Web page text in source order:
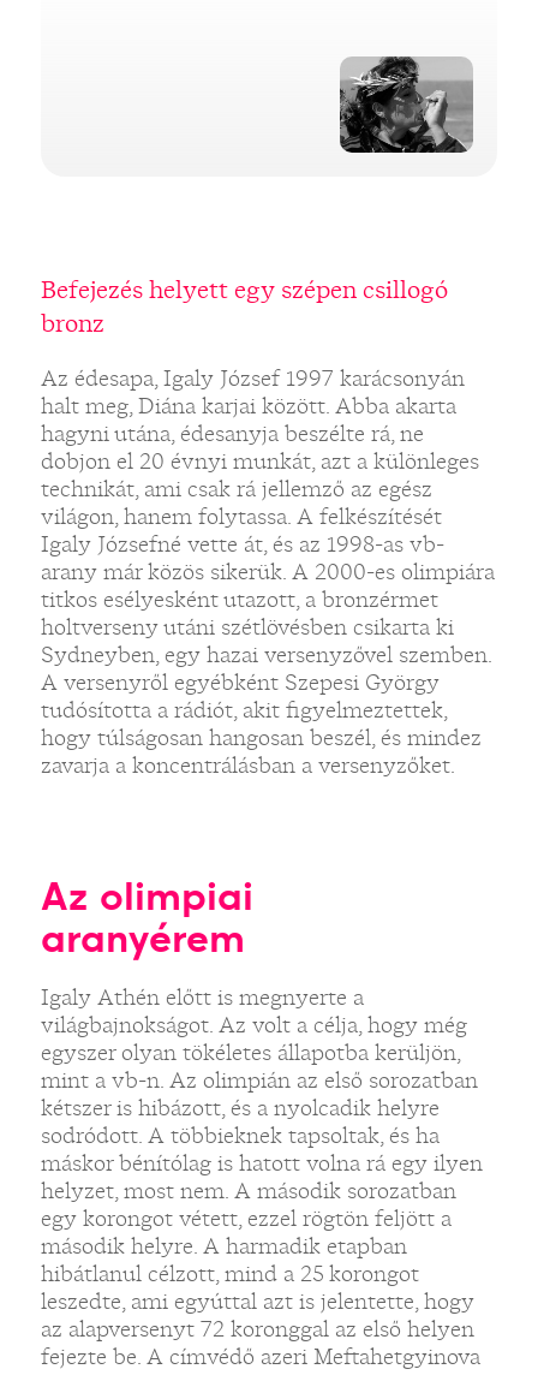
Befejezés helyett egy szépen csillogó
bronz
Az édesapa, Igaly József 1997 karácsonyán
halt meg, Diána karjai között. Abba akarta
hagyni utána, édesanyja beszélte rá, ne
dobjon el 20 évnyi munkát, azt a különleges
technikát, ami csak rá jellemző az egész
világon, hanem folytassa. A felkészítését
Igaly Józsefné vette át, és az 1998-as vb-
arany már közös sikerük. A 2000-es olimpiára
titkos esélyesként utazott, a bronzérmet
holtverseny utáni szétlövésben csikarta ki
Sydneyben, egy hazai versenyzővel szemben.
A versenyről egyébként Szepesi György
tudósította a rádiót, akit figyelmeztettek,
hogy túlságosan hangosan beszél, és mindez
zavarja a koncentrálásban a versenyzőket.
Az olimpiai
aranyérem
Igaly Athén előtt is megnyerte a
világbajnokságot. Az volt a célja, hogy még
egyszer olyan tökéletes állapotba kerüljön,
mint a vb-n. Az olimpián az első sorozatban
kétszer is hibázott, és a nyolcadik helyre
sodródott. A többieknek tapsoltak, és ha
máskor bénítólag is hatott volna rá egy ilyen
helyzet, most nem. A második sorozatban
egy korongot vétett, ezzel rögtön feljött a
második helyre. A harmadik etapban
hibátlanul célzott, mind a 25 korongot
leszedte, ami egyúttal azt is jelentette, hogy
az alapversenyt 72 koronggal az első helyen
fejezte be. A címvédő azeri Meftahetgyinova